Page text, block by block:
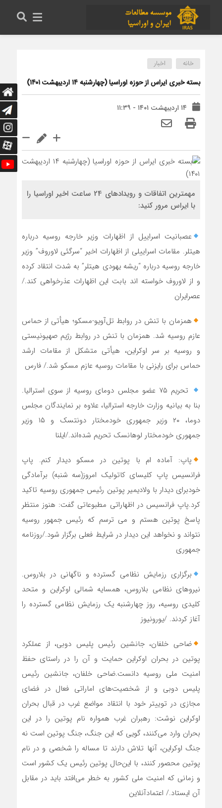
خانه اخبار
بسته خبری ایراس از حوزه اوراسیا (چهارشنبه ۱۴ اردیبهشت ۱۴۰۱)
۱۴ اردیبهشت ۱۴۰۱ - ۱۱:۳۹
مهمترین اتفاقات و رویدادهای 24 ساعت اخیر اوراسیا را
با ایراس مرور کنید:
عصبانیت اسراییل از اظهارات وزیر خارجه روسیه درباره
هیتلر. مقامات اسراییلی از اظهارات اخیر “سرگئی لاوروف” وزیر
خارجه روسیه درباره “ریشه یهودی هیتلر” به شدت انتقاد کرده
و از لاوروف خواسته اند بابت این اظهارات عذرخواهی کند./
عصرایران
همزمان با تنش در روابط تل‌آویو-مسکو؛ هیأتی از حماس
عازم روسیه شد. همزمان با تنش در روابط رژیم صهیونیستی
و روسیه بر سر اوکراین، هیأتی متشکل از مقامات ارشد
حماس برای رایزنی با مقامات روسیه عازم مسکو شد./ فارس
‍ تحریم ۷۵ عضو مجلس دومای روسیه از سوی استرالیا.
بنا به بیانیه وزارت خارجه استرالیا، علاوه بر نمایندگان مجلس
دوما، ۲۰ وزیر جمهوری خودمختار دونتسک و ۱۵ وزیر
جمهوری خودمختار لوهانسک تحریم شده‌اند./ایلنا
پاپ: آماده ام با پوتین در مسکو دیدار کنم. پاپ
فرانسیس پاپ کلیسای کاتولیک امروز(سه شنبه) برآمادگی
خودبرای دیدار با ولادیمیر پوتین رئیس جمهوری روسیه تاکید
کرد.پاپ فرانسیس در اظهاراتی مطبوعاتی گفت: هنوز منتظر
پاسخ پوتین هستم و می ترسم که رئیس جمهور روسیه
نتواند و نخواهد این دیدار در شرایط فعلی برگزار شود./روزنامه
جمهوری
برگزاری رزمایش نظامی گسترده و ناگهانی در بلاروس.
نیروهای نظامی بلاروس، همسایه شمالی اوکراین و متحد
کلیدی روسیه، روز چهارشنبه یک رزمایش نظامی گسترده را
آغاز کردند. /یورونیوز
ضاحی خلفان، جانشین رئیس پلیس دوبی، از عملکرد
پوتین در بحران اوکراین حمایت و آن را در راستای حفظ
امنیت ملی روسیه دانست.ضاحی خلفان، جانشین رئیس
پلیس دوبی و از شخصیت‌های اماراتی فعال در فضای
مجازی در توییتر خود با انتقاد مواضع غرب در قبال بحران
اوکراین نوشت: رهبران غرب همواره نام پوتین را در این
بحران وارد می‌کنند، گویی که این جنگ، جنگ پوتین است نه
جنگ اوکراین، آنها تلاش دارند تا مساله را شخصی و در نام
پوتین محصور کنند، با این‌حال پوتین رئیس یک کشور است
و زمانی که امنیت ملی کشور به خطر می‌افتد باید در مقابل
آن ایستاد./ اعتمادآنلاین